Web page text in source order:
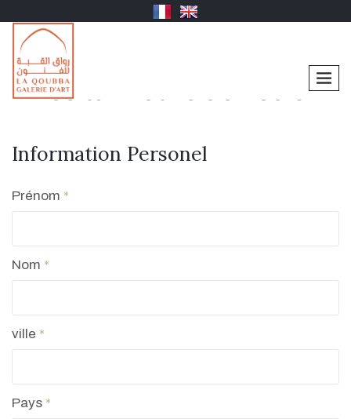
Les tanneurs de Fes 01
Information Personel
Prénom *
Nom *
ville *
Pays *